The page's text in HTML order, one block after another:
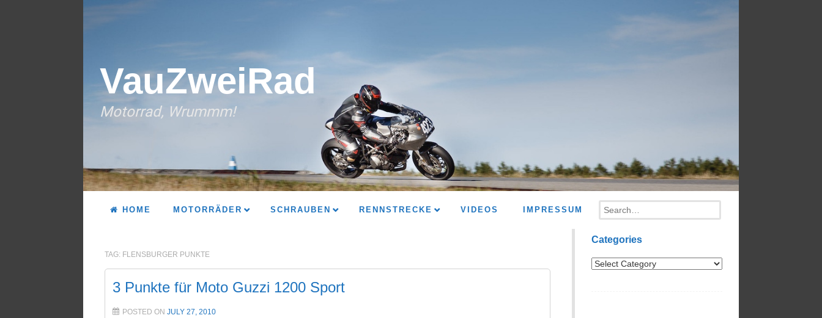
VauZweiRad
Motorrad, Wrummm!
HOME MOTORRÄDER SCHRAUBEN RENNSTRECKE VIDEOS IMPRESSUM Search
TAG: FLENSBURGER PUNKTE
3 Punkte für Moto Guzzi 1200 Sport
POSTED ON JULY 27, 2010
Categories